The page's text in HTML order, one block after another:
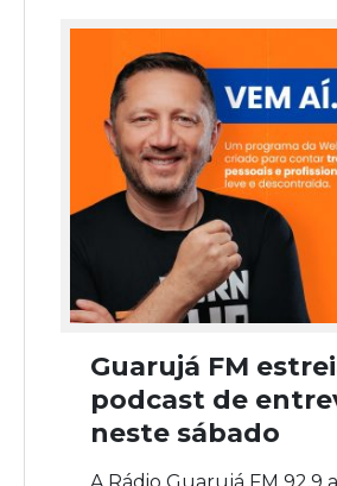
Guarujá FM
podcast de
neste sábado
A Rádio Guarujá FM 92.9